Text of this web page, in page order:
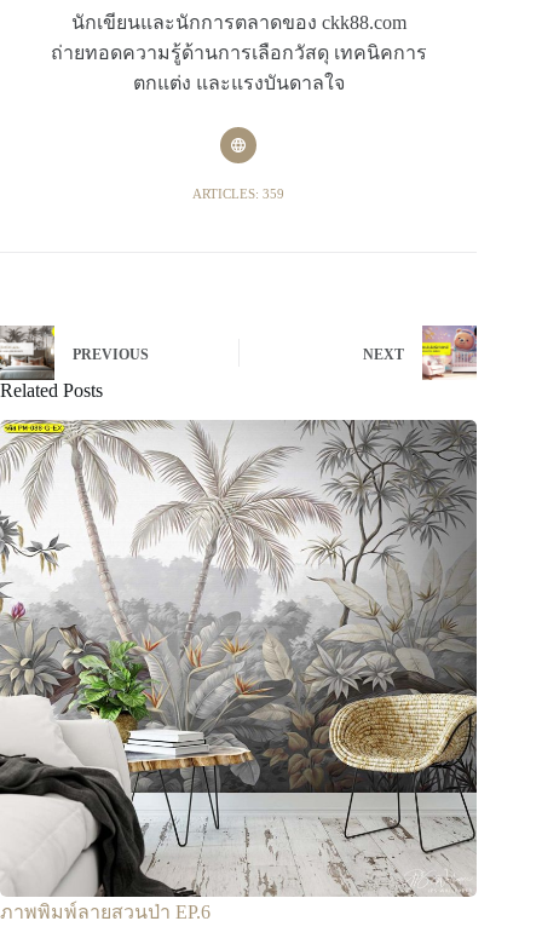
นักเขียนและนักการตลาดของ ckk88.com
ถ่ายทอดความรู้ด้านการเลือกวัสดุ เทคนิคการ
ตกแต่ง และแรงบันดาลใจ
ARTICLES: 359
PREVIOUS NEXT
Related Posts
ภาพพิมพ์ลายสวนป่า EP.6